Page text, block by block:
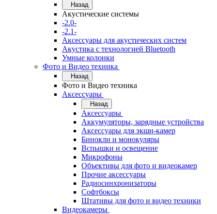
Назад
Акустические системы
-2.0-
-2.1-
Аксессуары для акустических систем
Акустика с технологией Bluetooth
Умные колонки
Фото и Видео техника
Назад
Фото и Видео техника
Аксессуары
Назад
Аксессуары
Аккумуляторы, зарядные устройства
Аксессуары для экшн-камер
Бинокли и монокуляры
Вспышки и освещение
Микрофоны
Объективы для фото и видеокамер
Прочие аксессуары
Радиосинхронизаторы
Софтбоксы
Штативы для фото и видео техники
Видеокамеры